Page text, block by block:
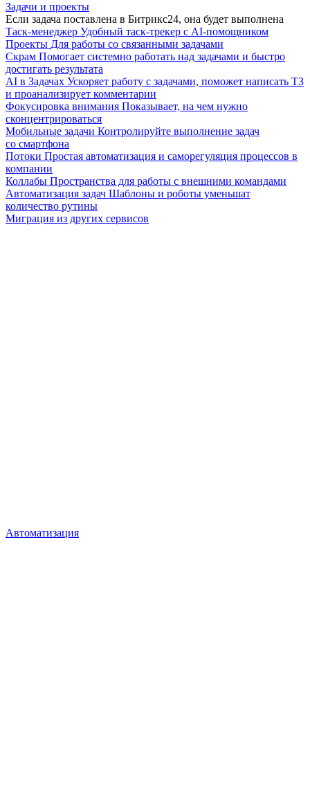
Задачи и проекты
Если задача поставлена в Битрикс24, она будет выполнена
Таск-менеджер Удобный таск-трекер с AI-помощником
Проекты Для работы со связанными задачами
Скрам Помогает системно работать над задачами и быстро
достигать результата
AI в Задачах Ускоряет работу с задачами, поможет написать ТЗ
и проанализирует комментарии
Фокусировка внимания Показывает, на чем нужно
сконцентрироваться
Мобильные задачи Контролируйте выполнение задач
со смартфона
Потоки Простая автоматизация и саморегуляция процессов в
компании
Коллабы Пространства для работы с внешними командами
Автоматизация задач Шаблоны и роботы уменьшат
количество рутины
Миграция из других сервисов
Автоматизация